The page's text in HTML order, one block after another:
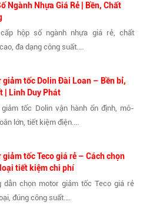
Ngành Nhựa Giá Rẻ | Bền, Chất
hộp số ngành nhựa giá rẻ, chất
đa dạng công suất....
giảm tốc Dolin Đài Loan – Bền bỉ,
| Linh Duy Phát
giảm tốc Dolin vận hành ổn định, mô-
lớn, tiết kiệm điện....
giảm tốc Teco giá rẻ – Cách chọn
tiết kiệm chi phí
dẫn chọn motor giảm tốc Teco giá rẻ
đúng công suất....